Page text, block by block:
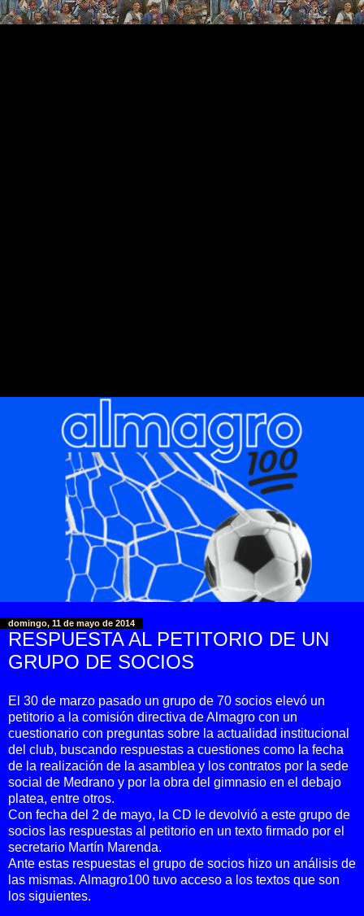
domingo, 11 de mayo de 2014
RESPUESTA AL PETITORIO DE UN
GRUPO DE SOCIOS
El 30 de marzo pasado un grupo de 70 socios elevó un
petitorio a la comisión directiva de Almagro con un
cuestionario con preguntas sobre la actualidad institucional
del club, buscando respuestas a cuestiones como la fecha
de la realización de la asamblea y los contratos por la sede
social de Medrano y por la obra del gimnasio en el debajo
platea, entre otros.
Con fecha del 2 de mayo, la CD le devolvió a este grupo de
socios las respuestas al petitorio en un texto firmado por el
secretario Martín Marenda.
Ante estas respuestas el grupo de socios hizo un análisis de
las mismas. Almagro100 tuvo acceso a los textos que son
los siguientes.